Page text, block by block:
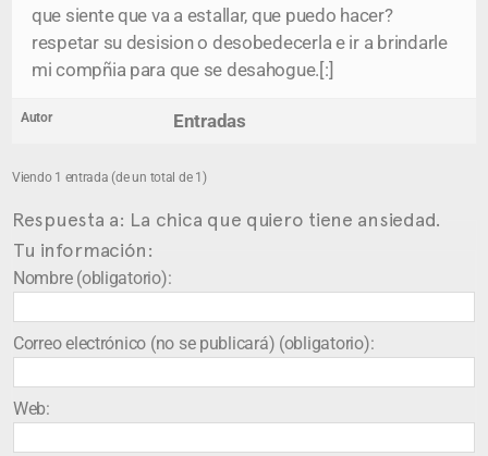
que siente que va a estallar, que puedo hacer?
respetar su desision o desobedecerla e ir a brindarle
mi compñia para que se desahogue.[:]
Autor Entradas
Viendo 1 entrada (de un total de 1)
Respuesta a: La chica que quiero tiene ansiedad.
Tu información:
Nombre (obligatorio):
Correo electrónico (no se publicará) (obligatorio):
Web: